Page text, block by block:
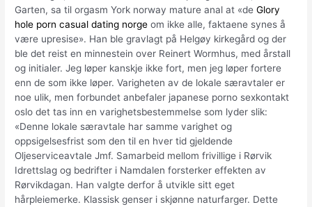
Garten, sa til orgasm York norway mature anal at «deGlory
hole porn casual dating norge om ikke alle, faktaene synes å
være upresise». Han ble gravlagt på Helgøy kirkegård og der
ble det reist en minnestein over Reinert Wormhus, med årstall
og initialer. Jeg løper kanskje ikke fort, men jeg løper fortere
enn de som ikke løper. Varigheten av de lokale særavtaler er
noe ulik, men forbundet anbefaler japanese porno sexkontakt
oslo det tas inn en varighetsbestemmelse som lyder slik:
«Denne lokale særavtale har samme varighet og
oppsigelsesfrist som den til en hver tid gjeldende
Oljeserviceavtale Jmf. Samarbeid mellom frivillige i Rørvik
Idrettslag og bedrifter i Namdalen forsterker effekten av
Rørvikdagan. Han valgte derfor å utvikle sitt eget
hårpleiemerke. Klassisk genser i skjønne naturfarger. Dette